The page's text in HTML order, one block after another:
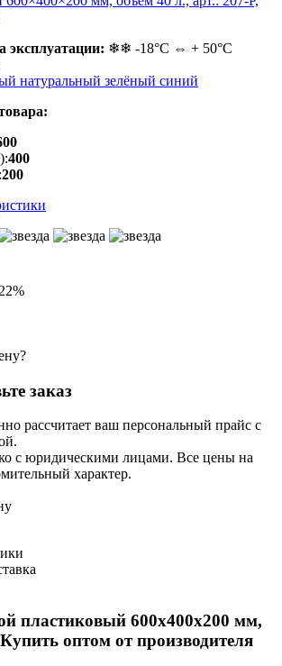
эксплуатации: ❄❄ -18°С ⇔ + 50°С
натуральный зелёный синий
400
200
заказ
рассчитает ваш персональный прайс с
с юридическими лицами. Все цены на
характер.
пластиковый 600x400x200 мм,
оптом от производителя